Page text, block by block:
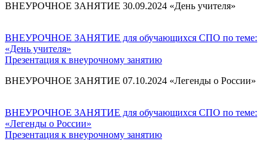
ВНЕУРОЧНОЕ ЗАНЯТИЕ 30.09.2024 «День учителя»
ВНЕУРОЧНОЕ ЗАНЯТИЕ для обучающихся СПО по теме:
«День учителя»
Презентация к внеурочному занятию
ВНЕУРОЧНОЕ ЗАНЯТИЕ 07.10.2024 «Легенды о России»
ВНЕУРОЧНОЕ ЗАНЯТИЕ для обучающихся СПО по теме:
«Легенды о России»
Презентация к внеурочному занятию